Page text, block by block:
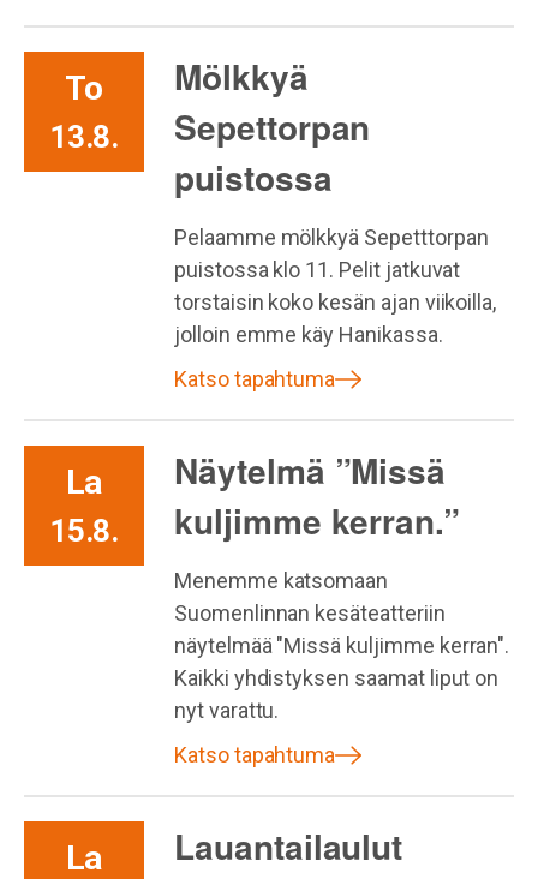
To
13.8.
Mölkkyä
Sepettorpan
puistossa
Pelaamme mölkkyä Sepetttorpan
puistossa klo 11. Pelit jatkuvat
torstaisin koko kesän ajan viikoilla,
jolloin emme käy Hanikassa.
Katso tapahtuma
La
15.8.
Näytelmä ”Missä
kuljimme kerran.”
Menemme katsomaan
Suomenlinnan kesäteatteriin
näytelmää "Missä kuljimme kerran".
Kaikki yhdistyksen saamat liput on
nyt varattu.
Katso tapahtuma
La Lauantailaulut